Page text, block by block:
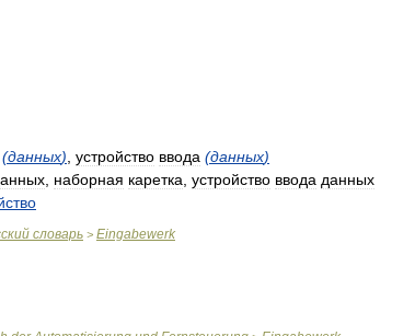
(данных) устройство ввода (данных)
наборная каретка устройство ввода данных
словарь > Eingabewerk